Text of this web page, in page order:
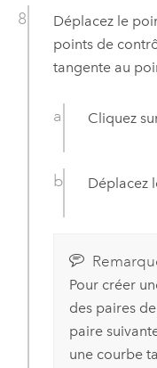
Déplacez le
points de
tangente au
Cliquez
Déplacez
Pour créer
des paires
paire
une courbe